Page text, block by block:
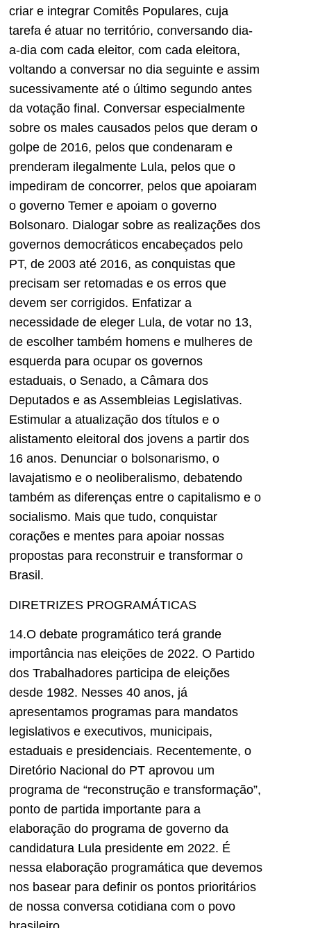
criar e integrar Comitês Populares, cuja
tarefa é atuar no território, conversando dia-
a-dia com cada eleitor, com cada eleitora,
voltando a conversar no dia seguinte e assim
sucessivamente até o último segundo antes
da votação final. Conversar especialmente
sobre os males causados pelos que deram o
golpe de 2016, pelos que condenaram e
prenderam ilegalmente Lula, pelos que o
impediram de concorrer, pelos que apoiaram
o governo Temer e apoiam o governo
Bolsonaro. Dialogar sobre as realizações dos
governos democráticos encabeçados pelo
PT, de 2003 até 2016, as conquistas que
precisam ser retomadas e os erros que
devem ser corrigidos. Enfatizar a
necessidade de eleger Lula, de votar no 13,
de escolher também homens e mulheres de
esquerda para ocupar os governos
estaduais, o Senado, a Câmara dos
Deputados e as Assembleias Legislativas.
Estimular a atualização dos títulos e o
alistamento eleitoral dos jovens a partir dos
16 anos. Denunciar o bolsonarismo, o
lavajatismo e o neoliberalismo, debatendo
também as diferenças entre o capitalismo e o
socialismo. Mais que tudo, conquistar
corações e mentes para apoiar nossas
propostas para reconstruir e transformar o
Brasil.
DIRETRIZES PROGRAMÁTICAS
14.O debate programático terá grande
importância nas eleições de 2022. O Partido
dos Trabalhadores participa de eleições
desde 1982. Nesses 40 anos, já
apresentamos programas para mandatos
legislativos e executivos, municipais,
estaduais e presidenciais. Recentemente, o
Diretório Nacional do PT aprovou um
programa de “reconstrução e transformação”,
ponto de partida importante para a
elaboração do programa de governo da
candidatura Lula presidente em 2022. É
nessa elaboração programática que devemos
nos basear para definir os pontos prioritários
de nossa conversa cotidiana com o povo